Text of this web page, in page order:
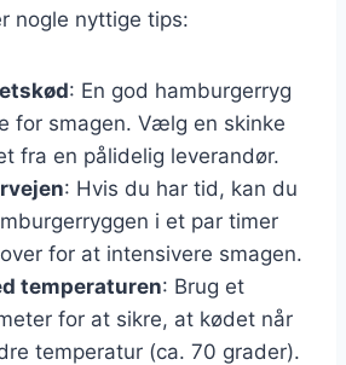
nogle nyttige tips:
: En god hamburgerryg
for smagen. Vælg en skinke
fra en pålidelig leverandør.
: Hvis du har tid, kan du
i et par timer
for at intensivere smagen.
temperaturen: Brug et
for at sikre, at kødet når
temperatur (ca. 70 grader).